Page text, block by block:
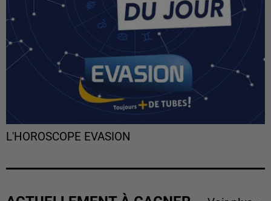
L'HOROSCOPE EVASION